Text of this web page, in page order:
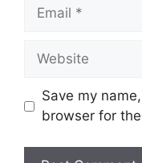
Email
Website
Save my
browser for